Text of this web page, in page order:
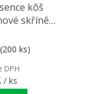
kôš
skříně
(200 ks)
DPH
/ ks